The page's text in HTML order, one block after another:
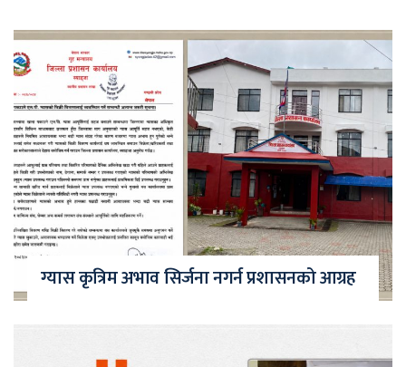
ग्यास कृत्रिम अभाव सिर्जना नगर्न प्रशासनको आग्रह